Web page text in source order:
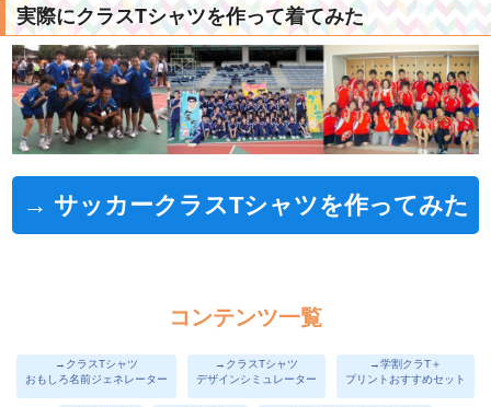
実際にクラスTシャツを作って着てみた
→ サッカークラスTシャツを作ってみた
コンテンツ一覧
→クラスTシャツ
おもしろ名前ジェネレーター
→クラスTシャツ
デザインシミュレーター
→学割クラT＋
プリントおすすめセット